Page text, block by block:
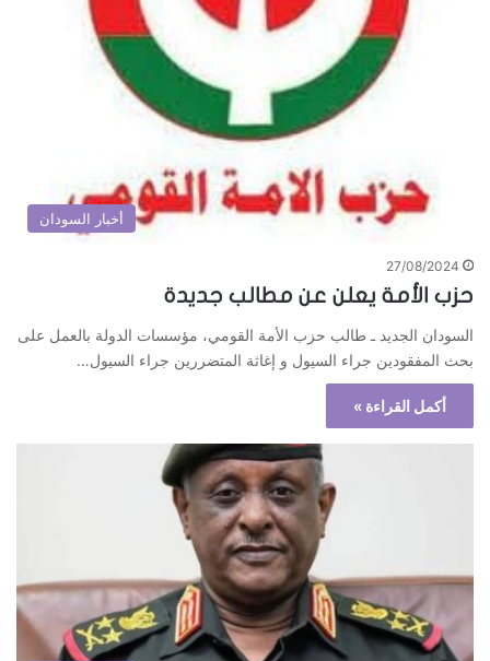
أخبار السودان
27/08/2024
حزب الأمة يعلن عن مطالب جديدة
السودان الجديد ـ طالب حزب الأمة القومي، مؤسسات الدولة بالعمل على
بحث المفقودين جراء السيول و إغاثة المتضررين جراء السيول…
أكمل القراءة »